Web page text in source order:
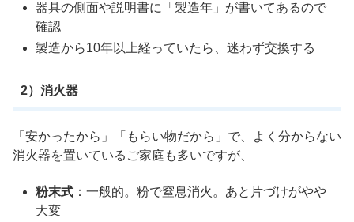
器具の側面や説明書に「製造年」が書いてあるので
確認
製造から10年以上経っていたら、迷わず交換する
2）消火器
「安かったから」「もらい物だから」で、よく分からない
消火器を置いているご家庭も多いですが、
粉末式 ：一般的。粉で窒息消火。あと片づけがやや
大変